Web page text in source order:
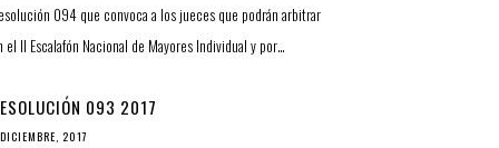
094 que convoca a los jueces que podrán arbitrar
el II Escalafón Nacional de Mayores Individual y por…
093 2017
2017